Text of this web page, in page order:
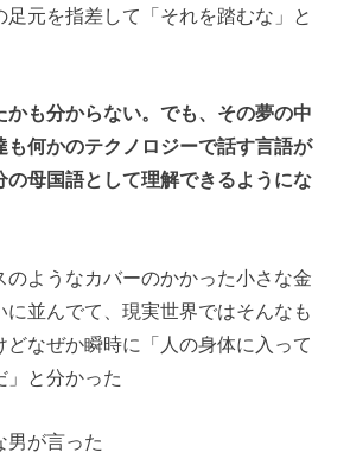
足元を指差して「それを踏むな」と
かも分からない。でも、その夢の中
も何かのテクノロジーで話す言語が
の母国語として理解できるようにな
のようなカバーのかかった小さな金
に並んでて、現実世界ではそんなも
どなぜか瞬時に「人の身体に入って
」と分かった
男が言った